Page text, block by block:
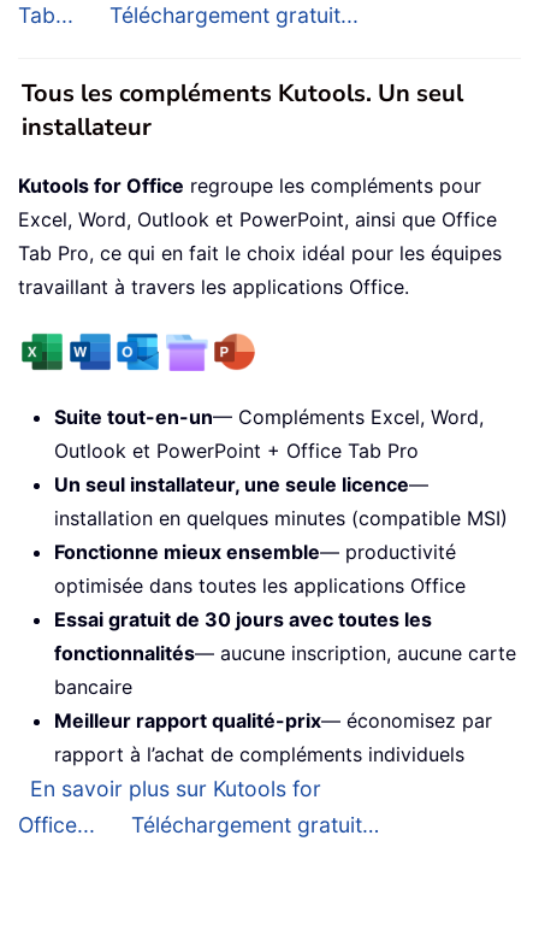
Tab...
Téléchargement gratuit...
Tous les compléments Kutools. Un seul
installateur
Kutools for Office regroupe les compléments pour
Excel, Word, Outlook et PowerPoint, ainsi que Office
Tab Pro, ce qui en fait le choix idéal pour les équipes
travaillant à travers les applications Office.
Suite tout-en-un— Compléments Excel, Word,
Outlook et PowerPoint + Office Tab Pro
Un seul installateur, une seule licence—
installation en quelques minutes (compatible MSI)
Fonctionne mieux ensemble— productivité
optimisée dans toutes les applications Office
Essai gratuit de 30 jours avec toutes les
fonctionnalités— aucune inscription, aucune carte
bancaire
Meilleur rapport qualité-prix— économisez par
rapport à l’achat de compléments individuels
En savoir plus sur Kutools for
Office...
Téléchargement gratuit…